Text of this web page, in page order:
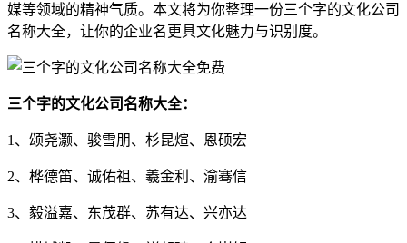
媒等领域的精神气质。本文将为你整理一份三个字的文化公司
名称大全，让你的企业名更具文化魅力与识别度。
三个字的文化公司名称大全：
1、颂尧灏、骏雪朋、杉昆煊、恩硕宏
2、桦德笛、诚佑祖、羲金利、渝骞信
3、毅溢嘉、东茂群、苏有达、兴亦达